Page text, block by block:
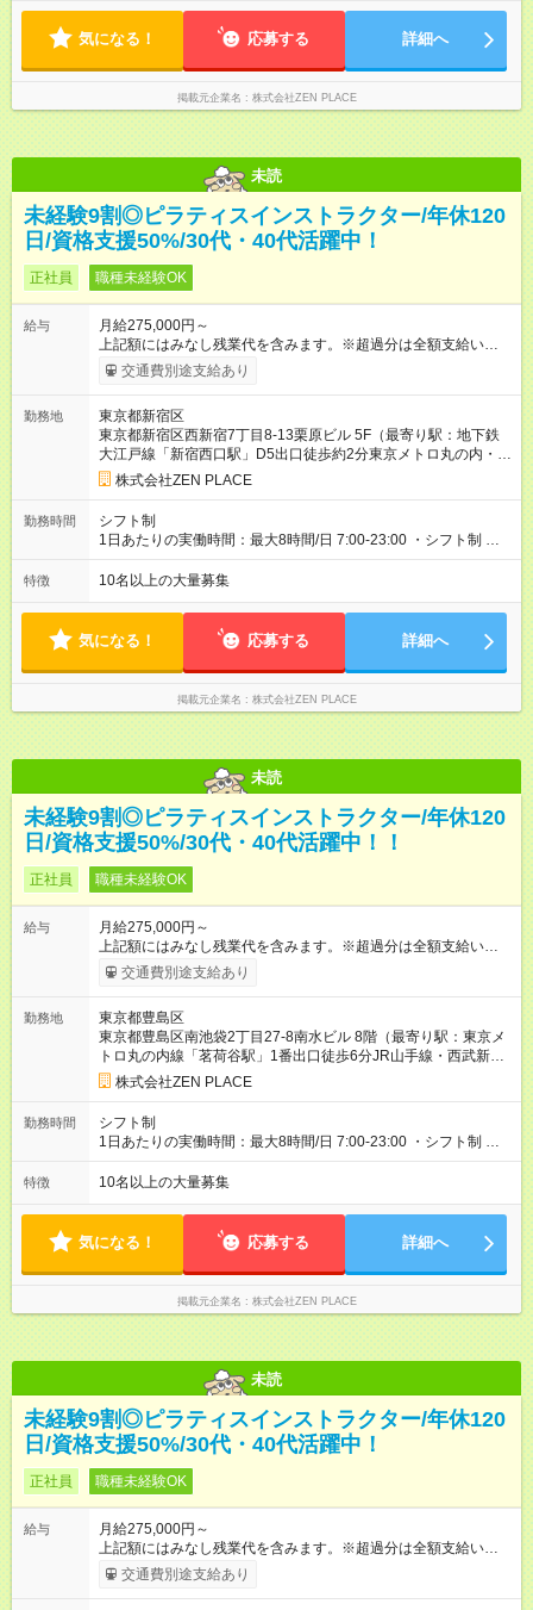
です。
気になる！ 応募する 詳細へ
掲載元企業名 株式会社ZEN PLACE
未読
未経験9割◎ピラティスインストラクター/年休120
日/資格支援50%/30代・40代活躍中！
正社員 職種未経験OK
給与
月給275,000円～
上記額にはみなし残業代を含みます。※超過分は全額支給いたし
ます。 みなし残業代 48,900円／月 みなし残業時間 30時間／月
上記額にはみなし残業代を含みます。（超過分は全額支給しま
900円含む)※試用期間３ヶ月あり（給与/労働時要件は同条件）
<年収例> ■理学療法士（PT）出身入社年数：5年目 年代：30代
前半 年収：約5，756，000円（＝基本給×12か月＋賞与） 備
考：PT資格を活かし、コース開発・プロダクト開発へ貢献 ■OL
出身 入社年数：5年目 年収：約5，560，000円（＝基本給×12か
月＋賞与） 備考：翻訳業務など、グローバル事業への貢献手当
を含む ■研修担当＋リーダー職 入社年数：15年目 年収：約11，
コース開発の担当として貢献手当を含む 【試用期間】試用期間
あり 試用期間の長さ：3ヶ月 雇用形態、給与は本採用時と同じ
です。
交通費別途支給あり
勤務地
東京都新宿区
東京都新宿区西新宿7丁目8-13栗原ビル 5F（最寄り駅：地下鉄
大江戸線「新宿西口駅」D5出口徒歩約2分東京メトロ丸の内・副
都心・都営新宿線「新宿三丁目駅」E6出口徒歩1分地下鉄東西
線・南北線・有楽町線・都営大江戸線「飯田橋駅」B4b出口徒歩
1分JR中央線・総武線・東京メトロ東西線中野駅北口から徒歩8
分京王線「笹塚駅」北口徒歩5分＊全国にスタジオがあります！
転勤あり全国勤務型の募集です）
株式会社ZEN PLACE
勤務時間
シフト制
1日あたりの実働時間：最大8時間/日 7:00-23:00 ・シフト制 ※週
の勤務時間は40時間 ※実働8時間（休憩1時間）
特徴 10名以上の大量募集
気になる！ 応募する 詳細へ
掲載元企業名 株式会社ZEN PLACE
未読
未経験9割◎ピラティスインストラクター/年休120
日/資格支援50%/30代・40代活躍中！！
正社員 職種未経験OK
給与
月給275,000円～
上記額にはみなし残業代を含みます。※超過分は全額支給いたし
ます。 みなし残業代 48,900円／月 みなし残業時間 30時間／月
上記額にはみなし残業代を含みます。（超過分は全額支給しま
900円含む)※試用期間３ヶ月あり（給与/労働時要件は同条件）
<年収例> ■理学療法士（PT）出身入社年数：5年目 年代：30代
前半 年収：約5，756，000円（＝基本給×12か月＋賞与） 備
考：PT資格を活かし、コース開発・プロダクト開発へ貢献 ■OL
出身 入社年数：5年目 年収：約5，560，000円（＝基本給×12か
月＋賞与） 備考：翻訳業務など、グローバル事業への貢献手当
を含む ■研修担当＋リーダー職 入社年数：15年目 年収：約11，
コース開発の担当として貢献手当を含む 【試用期間】試用期間
あり 試用期間の長さ：3ヶ月 雇用形態、給与は本採用時と同じ
です。
交通費別途支給あり
勤務地
東京都豊島区
東京都豊島区南池袋2丁目27-8南水ビル 8階（最寄り駅：東京メ
トロ丸の内線「茗荷谷駅」1番出口徒歩6分JR山手線・西武新宿
線「高田馬場駅」木戸山改札西側徒歩1分JR各線・東京メトロ各
線・西武池袋線・東武東上線「池袋駅」東口徒歩2分西武池袋線
「練馬駅」中央口出口徒歩1分＊全国にスタジオがあります！転
勤あり全国勤務型の募集です）
株式会社ZEN PLACE
勤務時間
シフト制
1日あたりの実働時間：最大8時間/日 7:00-23:00 ・シフト制 ※週
の勤務時間は40時間 ※実働8時間（休憩1時間）
特徴 10名以上の大量募集
気になる！ 応募する 詳細へ
掲載元企業名 株式会社ZEN PLACE
未読
未経験9割◎ピラティスインストラクター/年休120
日/資格支援50%/30代・40代活躍中！
正社員 職種未経験OK
給与
月給275,000円～
上記額にはみなし残業代を含みます。※超過分は全額支給いたし
ます。 みなし残業代 48,900円／月 みなし残業時間 30時間／月
上記額にはみなし残業代を含みます。（超過分は全額支給しま
交通費別途支給あり